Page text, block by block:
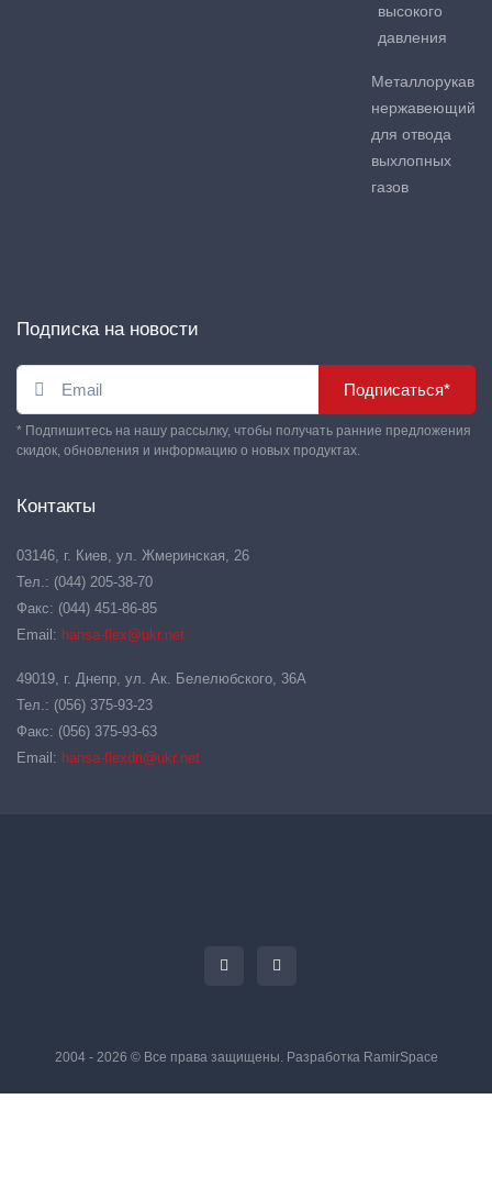
высокого
давления
Металлорукав
нержавеющий
для отвода
выхлопных
газов
Подписка на новости
Подписаться*
* Подпишитесь на нашу рассылку, чтобы получать ранние предложения
скидок, обновления и информацию о новых продуктах.
Контакты
03146, г. Киев, ул. Жмеринская, 26
Тел.: (044) 205-38-70
Факс: (044) 451-86-85
Email: hansa-flex@ukr.net
49019, г. Днепр, ул. Ак. Белелюбского, 36А
Тел.: (056) 375-93-23
Факс: (056) 375-93-63
Email: hansa-flexdn@ukr.net
2004 - 2026 © Все права защищены. Разработка RamirSpace